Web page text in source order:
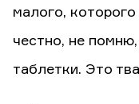
малого,
честно, не
таблетки. Это